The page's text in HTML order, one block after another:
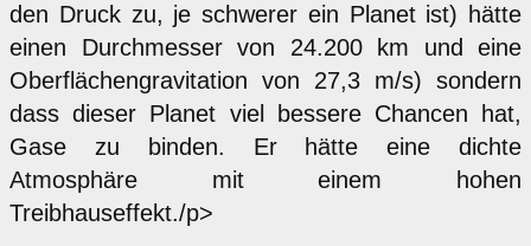
den Druck zu, je schwerer ein Planet ist) hätte
einen Durchmesser von 24.200 km und eine
Oberflächengravitation von 27,3 m/s) sondern
dass dieser Planet viel bessere Chancen hat,
Gase zu binden. Er hätte eine dichte
Atmosphäre mit einem hohen
Treibhauseffekt./p>